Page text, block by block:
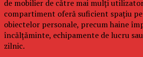
de mobilier de către mai mulți
compartiment oferă suficient spațiu
obiectelor personale, precum haine
încălțăminte, echipamente de lucru
zilnic.